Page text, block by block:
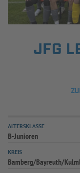
AUSBILDUNG &
JFG
ALTERSKLASSE
B-Junioren
KREIS
Bamberg/Bayreuth/